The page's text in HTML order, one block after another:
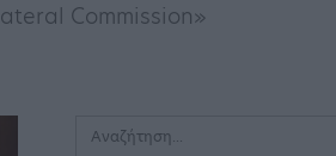
Commission»